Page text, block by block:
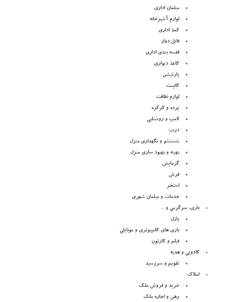
مبلمان اداری
لوازم آشپزخانه
کمد اداری
فایل دوار
قفسه بندی اداری
کاغذ دیواری
پارتیشن
کابینت
لوازم نظافت
پرده و کرکره
لامپ و روشنلیی
درب
شستشو و نگهداری منزل
بهینه و بهبود سازی منزل
گرمایش
فرش
استخر
خدمات و مبلمان شهری
بازی، سرگرمی و ..
پازل
بازی های کامپیوتری و موبایلی
فیلم و کارتون
کادویی و هدیه
تقویم و سررسید
املاک
خرید و فروش ملک
رهن و اجاره ملک